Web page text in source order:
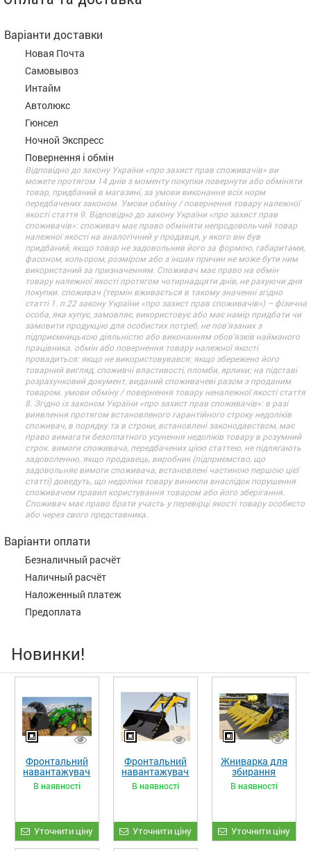
Варіанти доставки
Новая Почта
Самовывоз
Интайм
Автолюкс
Гюнсел
Ночной Экспресс
Повернення і обмін
Відповідно до закону України «про захист прав споживачів» ви
можете протягом 14 днів з моменту покупки повернути або обміняти
товар, придбаний в магазині, за умови виконання всіх норм
передбачених законом. Умови обміну / повернення товару належної
якості стаття 9. Відповідно до закону України «про захист прав
споживачів»: споживач має право обміняти непродовольчий товар
належної якості на аналогічний у продавця, у якого він був
придбаний, якщо товар не задовольнив його за формою, габаритами,
фасоном, кольором, розміром або з інших причин не може бути ним
використаний за призначенням. Споживач має право на обмін
товару належної якості протягом чотирнадцяти днів, не рахуючи дня
покупки. споживач (термін вживається в такому значенні згідно
статті 1. п.22 закону України «про захист прав споживачів») – фізична
особа, яка купує, замовляє, використовує або має намір придбати чи
замовити продукцію для особистих потреб, не пов’язаних з
підприємницькою діяльністю або виконанням обов’язків найманого
працівника. обмін або повернення товару належної якості
провадиться: якщо не використовувався; якщо збережено його
товарний вигляд, споживчі властивості, пломби, ярлики; на підставі
розрахунковий документ, виданий споживачеві разом з проданим
товаром. умови обміну / повернення товару неналежної якості стаття
8. Згідно із законом України «про захист прав споживачів»: в разі
виявлення протягом встановленого гарантійного строку недоліків
споживач, в порядку та в строки, встановлені законодавством, має
право вимагати безоплатного усунення недоліків товару в розумний
строк. вимоги споживача, передбачених цією статтею, не підлягають
задоволенню, якщо продавець, виробник (підприємство, що
задовольняє вимоги споживача, встановлені частиною першою цієї
статті) доведуть, що недоліки товару виникли внаслідок порушення
споживачем правил користування товаром або його зберігання.
Споживач має право брати участь у перевірці якості товару особисто
або через свого представника.
Варіанти оплати
Безналичный расчёт
Наличный расчёт
Наложенный платеж
Предоплата
Новинки!
Фронтальний
навантажувач
«STRONG XL»
В наявності
Уточнити ціну
Фронтальний
навантажувач
«STRONG»
В наявності
Уточнити ціну
Жниварка для
збирання
кукурудзи
ЖКИ-870
В наявності
Уточнити ціну